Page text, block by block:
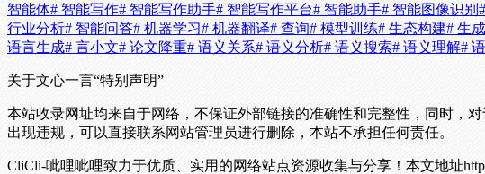
智能体# 智能写作# 智能写作助手# 智能写作平台# 智能助手# 智能图像识别
行业分析# 智能问答# 机器学习# 机器翻译# 查询# 模型训练# 生态构建# 生
语言生成# 言小文# 论文降重# 语义关系# 语义分析# 语义搜索# 语义理解#
关于文心一言“特别声明”
本站收录网址均来自于网络，不保证外部链接的准确性和完整性，同时，
出现违规，可以直接联系网站管理员进行删除，本站不承担任何责任。
CliCli-呲哩呲哩致力于优质、实用的网络站点资源收集与分享！ 本文地址